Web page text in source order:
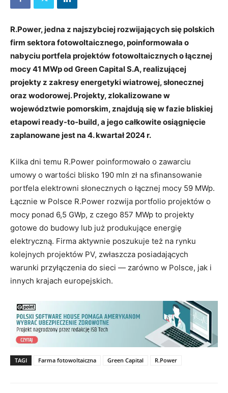
R.Power, jedna z najszybciej rozwijających się polskich
firm sektora fotowoltaicznego, poinformowała o
nabyciu portfela projektów fotowoltaicznych o łącznej
mocy 41 MWp od Green Capital S.A, realizującej
projekty z zakresy energetyki wiatrowej, słonecznej
oraz wodorowej. Projekty, zlokalizowane w
województwie pomorskim, znajdują się w fazie bliskiej
etapowi ready-to-build, a jego całkowite osiągnięcie
zaplanowane jest na 4. kwartał 2024 r.
Kilka dni temu R.Power poinformowało o zawarciu
umowy o wartości blisko 190 mln zł na sfinansowanie
portfela elektrowni słonecznych o łącznej mocy 59 MWp.
Łącznie w Polsce R.Power rozwija portfolio projektów o
mocy ponad 6,5 GWp, z czego 857 MWp to projekty
gotowe do budowy lub już produkujące energię
elektryczną. Firma aktywnie poszukuje też na rynku
kolejnych projektów PV, zwłaszcza posiadających
warunki przyłączenia do sieci — zarówno w Polsce, jak i
innych krajach europejskich.
TAGI Farma fotowoltaiczna Green Capital R.Power